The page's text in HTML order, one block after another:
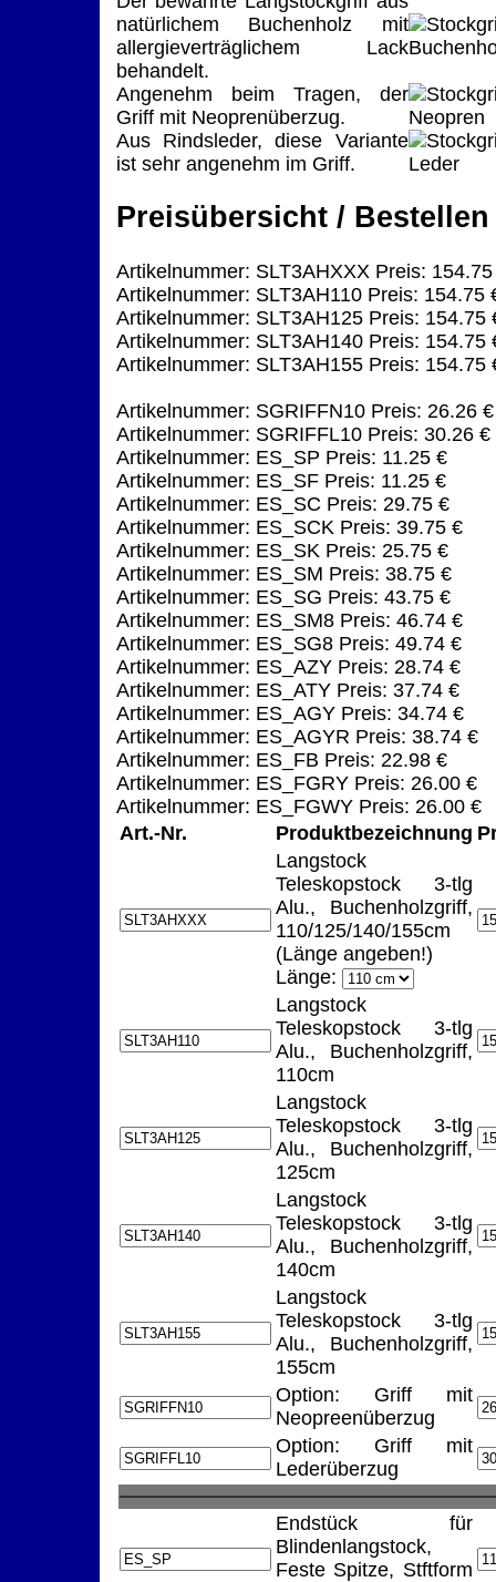
natürlichem Buchenholz mit
allergieverträglichem Lack
behandelt.
Angenehm beim Tragen, der
Griff mit Neoprenüberzug.
Aus Rindsleder, diese Variante
ist sehr angenehm im Griff.
Preisübersicht / Bestellen
Artikelnummer: SLT3AHXXX Preis:
Artikelnummer: SLT3AH110 Preis: 154.75
Artikelnummer: SLT3AH125 Preis: 154.75
Artikelnummer: SLT3AH140 Preis: 154.75
Artikelnummer: SLT3AH155 Preis: 154.75
Artikelnummer: SGRIFFN10 Preis: 26.26 €
Artikelnummer: SGRIFFL10 Preis: 30.26 €
Artikelnummer: ES_SP Preis: 11.25 €
Artikelnummer: ES_SF Preis: 11.25 €
Artikelnummer: ES_SC Preis: 29.75 €
Artikelnummer: ES_SCK Preis: 39.75 €
Artikelnummer: ES_SK Preis: 25.75 €
Artikelnummer: ES_SM Preis: 38.75 €
Artikelnummer: ES_SG Preis: 43.75 €
Artikelnummer: ES_SM8 Preis: 46.74 €
Artikelnummer: ES_SG8 Preis: 49.74 €
Artikelnummer: ES_AZY Preis: 28.74 €
Artikelnummer: ES_ATY Preis: 37.74 €
Artikelnummer: ES_AGY Preis: 34.74 €
Artikelnummer: ES_AGYR Preis: 38.74 €
Artikelnummer: ES_FB Preis: 22.98 €
Artikelnummer: ES_FGRY Preis: 26.00 €
Artikelnummer: ES_FGWY Preis: 26.00 €
Art.-Nr.
Produktbezeichnung
Langstock
Teleskopstock 3-tlg
Alu., Buchenholzgriff,
110/125/140/155cm
(Länge angeben!)
Länge:
Langstock
Teleskopstock 3-tlg
Alu., Buchenholzgriff,
110cm
Langstock
Teleskopstock 3-tlg
Alu., Buchenholzgriff,
125cm
Langstock
Teleskopstock 3-tlg
Alu., Buchenholzgriff,
140cm
Langstock
Teleskopstock 3-tlg
Alu., Buchenholzgriff,
155cm
Option: Griff mit
Neopreenüberzug
Option: Griff mit
Lederüberzug
Endstück für
Blindenlangstock,
Feste Spitze, Stftform